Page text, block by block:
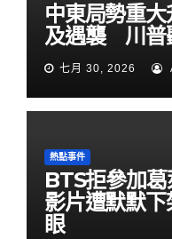
中東局勢重
及遇襲 川普
七月 30, 2026
熱點事件
BTS拒參加
影片遭默默
眼